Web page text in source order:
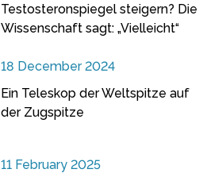
Testosteronspiegel steigern? Die
Wissenschaft sagt: „Vielleicht“
18 December 2024
Ein Teleskop der Weltspitze auf
der Zugspitze
11 February 2025